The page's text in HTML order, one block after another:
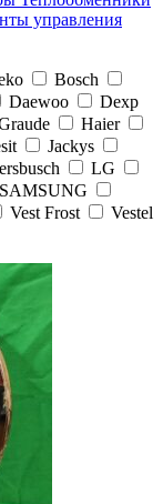
управления
Bosch
Daewoo
Dexp
Haier
Jackys
LG
SAMSUNG
Vest Frost
Vestel